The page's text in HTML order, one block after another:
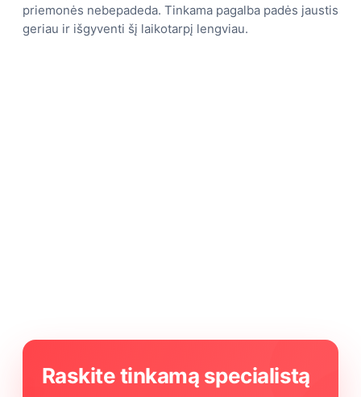
priemonės nebepadeda. Tinkama pagalba padės jaustis
geriau ir išgyventi šį laikotarpį lengviau.
Raskite tinkamą specialistą